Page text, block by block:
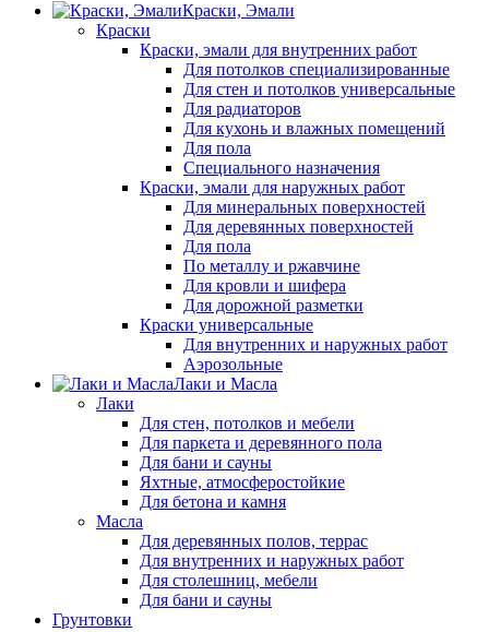
Краски, Эмали
Краски
Краски, эмали для внутренних работ
Для потолков специализированные
Для стен и потолков универсальные
Для радиаторов
Для кухонь и влажных помещений
Для пола
Специального назначения
Краски, эмали для наружных работ
Для минеральных поверхностей
Для деревянных поверхностей
Для пола
По металлу и ржавчине
Для кровли и шифера
Для дорожной разметки
Краски универсальные
Для внутренних и наружных работ
Аэрозольные
Лаки и Масла
Лаки
Для стен, потолков и мебели
Для паркета и деревянного пола
Для бани и сауны
Яхтные, атмосферостойкие
Для бетона и камня
Масла
Для деревянных полов, террас
Для внутренних и наружных работ
Для столешниц, мебели
Для бани и сауны
Грунтовки